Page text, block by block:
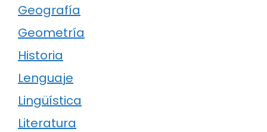
Geografía
Geometría
Historia
Lenguaje
Lingüística
Literatura